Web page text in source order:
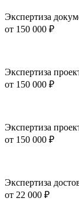
Экспертиза
от 150 000 ₽
Экспертиза
от 150 000 ₽
Экспертиза
от 150 000 ₽
Экспертиза
от 22 000 ₽